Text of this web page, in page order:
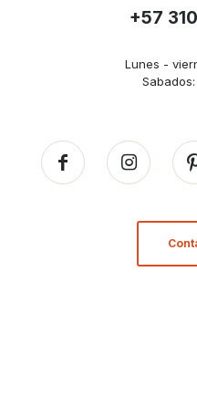
+57
Lunes -